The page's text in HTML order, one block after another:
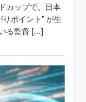
カップで、日本
ポイント” が生
る監督 […]